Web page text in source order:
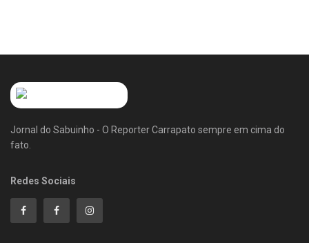
Jornal do Sabuinho - O Reporter Carrapato sempre em cima do
fato.
Redes Sociais